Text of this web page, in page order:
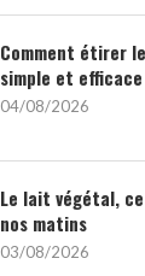
Comment étirer
simple et efficace
04/08/2026
Le lait végétal,
nos matins
03/08/2026